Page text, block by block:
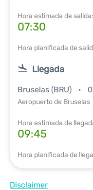
Hora estimada de salida:
07:30
Hora planificada de
Llegada
Bruselas (BRU)
Aeropuerto de Bruselas
Hora estimada de
09:45
Hora planificada de
Disclaimer